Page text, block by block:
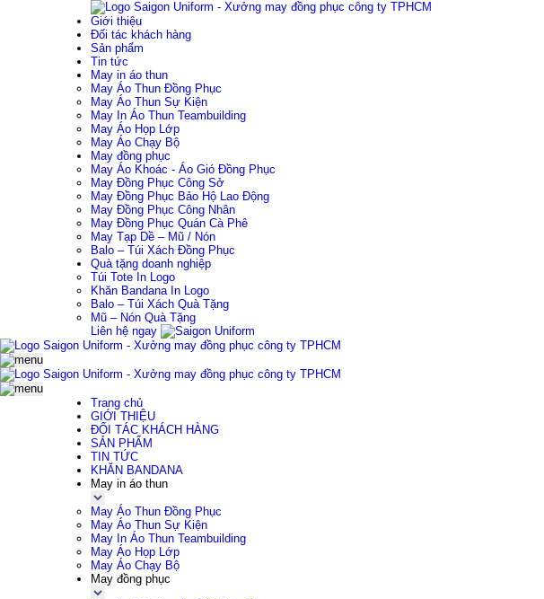
Giới thiệu
Đối tác khách hàng
Sản phẩm
Tin tức
May in áo thun
May Áo Thun Đồng Phục
May Áo Thun Sự Kiện
May In Áo Thun Teambuilding
May Áo Họp Lớp
May Áo Chạy Bộ
May đồng phục
May Áo Khoác - Áo Gió Đồng Phục
May Đồng Phục Công Sở
May Đồng Phục Bảo Hộ Lao Động
May Đồng Phục Công Nhân
May Đồng Phục Quán Cà Phê
May Tạp Dề – Mũ / Nón
Balo – Túi Xách Đồng Phục
Quà tặng doanh nghiệp
Túi Tote In Logo
Khăn Bandana In Logo
Balo – Túi Xách Quà Tặng
Mũ – Nón Quà Tặng
Liên hệ ngay
Trang chủ
GIỚI THIỆU
ĐỐI TÁC KHÁCH HÀNG
SẢN PHẨM
TIN TỨC
KHĂN BANDANA
May in áo thun
May Áo Thun Đồng Phục
May Áo Thun Sự Kiện
May In Áo Thun Teambuilding
May Áo Họp Lớp
May Áo Chạy Bộ
May đồng phục